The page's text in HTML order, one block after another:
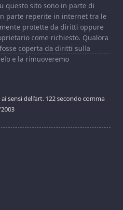
questo sito sono in parte di
parte reperite in internet tra le
protette da diritti oppure
come richiesto. Qualora
coperta da diritti sulla
e la rimuoveremo
sensi dell’art. 122 secondo comma